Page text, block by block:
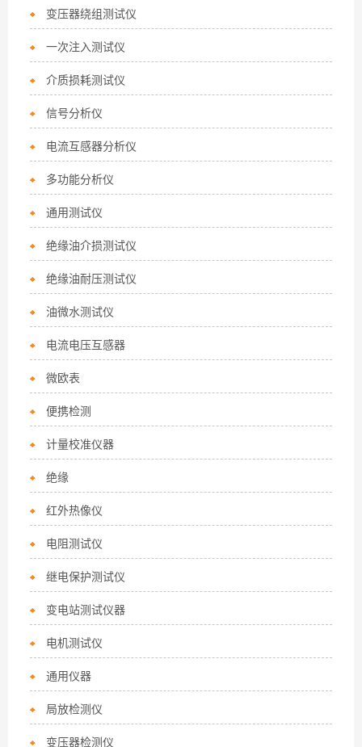
变压器绕组测试仪
一次注入测试仪
介质损耗测试仪
信号分析仪
电流互感器分析仪
多功能分析仪
通用测试仪
绝缘油介损测试仪
绝缘油耐压测试仪
油微水测试仪
电流电压互感器
微欧表
便携检测
计量校准仪器
绝缘
红外热像仪
电阻测试仪
继电保护测试仪
变电站测试仪器
电机测试仪
通用仪器
局放检测仪
变压器检测仪